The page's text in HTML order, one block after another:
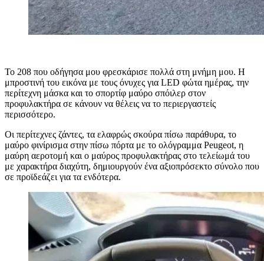
Το 208 που οδήγησα μου φρεσκάρισε πολλά στη μνήμη μου. Η
μπροστινή του εικόνα με τους όνυχες για LED φώτα ημέρας, την
περίτεχνη μάσκα και το σπορτίφ μαύρο σπόιλερ στον
προφυλακτήρα σε κάνουν να θέλεις να το περιεργαστείς
περισσότερο.
Οι περίτεχνες ζάντες, τα ελαφρώς σκούρα πίσω παράθυρα, το
μαύρο φινίρισμα στην πίσω πόρτα με το ολόγραμμα Peugeot, η
μαύρη αεροτομή και ο μαύρος προφυλακτήρας στο τελείωμά του
με χαρακτήρα διαχύτη, δημιουργούν ένα αξιοπρόσεκτο σύνολο που
σε προϊδεάζει για τα ενδότερα.